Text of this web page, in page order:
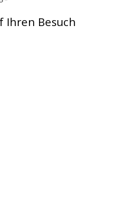
Ihren Besuch